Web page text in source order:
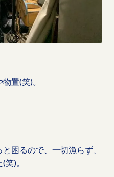
置(笑)。
困るので、一切漁らず、
)。